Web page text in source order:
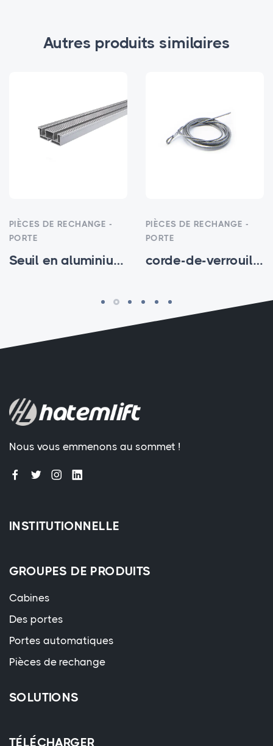
Autres produits similaires
PIÈCES DE RECHANGE -
PORTE
Seuil en aluminium à double canal
PIÈCES DE RECHANGE -
PORTE
corde-de-verrouillage-d-urgence-1.5 - HTM-SP-001
Nous vous emmenons au sommet !
INSTITUTIONNELLE
GROUPES DE PRODUITS
Cabines
Des portes
Portes automatiques
Pièces de rechange
SOLUTIONS
TÉLÉCHARGER